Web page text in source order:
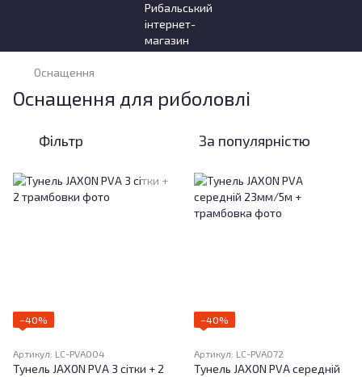
Оснащення
Оснащення для риболовлі
Фільтр За популярністю
−40%
Артикул: LC-PVA004
Тунель JAXON PVA 3 сітки + 2
−40%
Артикул: LC-PVA072
Тунель JAXON PVA середній